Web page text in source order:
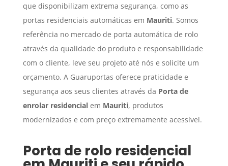
que disponibilizam extrema segurança, como as
portas residenciais automáticas em Mauriti. Somos
referência no mercado de porta automática de rolo
através da qualidade do produto e responsabilidade
com o cliente, leve seu projeto até nós e solicite um
orçamento. A Guaruportas oferece praticidade e
segurança aos seus clientes através da Porta de
enrolar residencialem Mauriti, produtos
modernizados e com preço extremamente acessível.
Porta de rolo residencial